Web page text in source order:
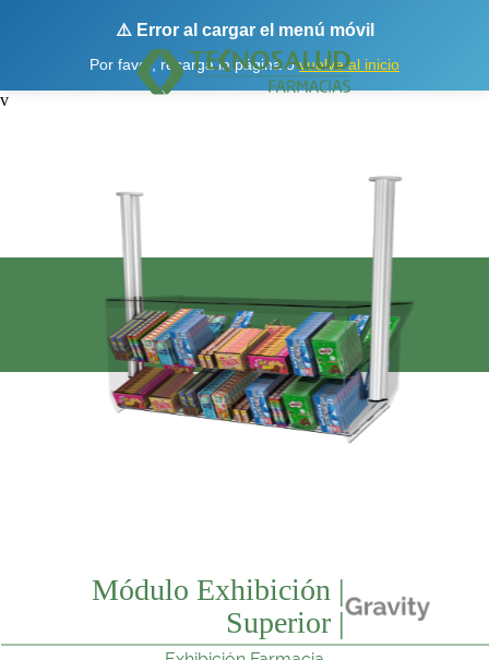
⚠️ Error al cargar el menú móvil
Por favor, recarga la página ovuelve al inicio
v
Módulo Exhibición |
Superior |